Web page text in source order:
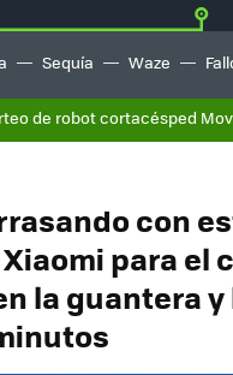
Sequía Waze
de robot cortacésped
con
para el
la guantera y